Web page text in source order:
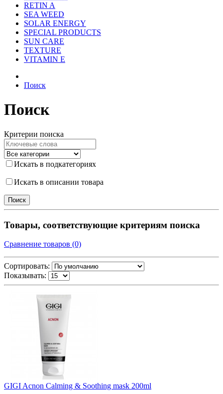
RETIN A
SEA WEED
SOLAR ENERGY
SPECIAL PRODUCTS
SUN CARE
TEXTURE
VITAMIN E
Поиск
Поиск
Критерии поиска
Искать в подкатегориях
Искать в описании товара
Товары, соответствующие критериям поиска
Сравнение товаров (0)
Сортировать:
Показывать:
GIGI Acnon Calming & Soothing mask 200ml